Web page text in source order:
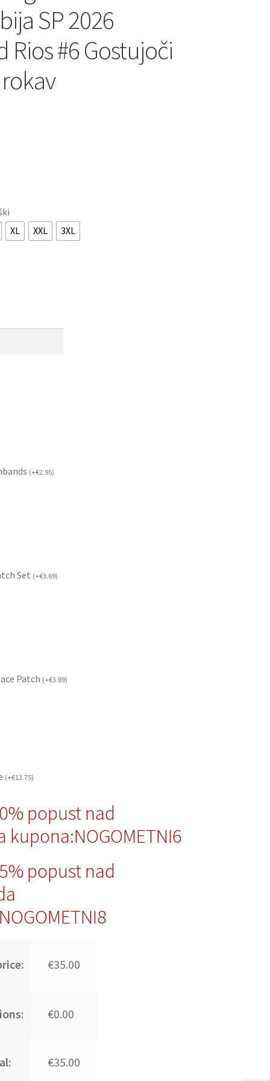
SP 2026
Rios #6 Gostujoči
XL XXL 3XL
(+€2.95)
Set (+€3.69)
Patch (+€3.89)
(+€13.75)
popust nad
kupona:NOGOMETNI6
popust nad
€35.00
€0.00
€35.00